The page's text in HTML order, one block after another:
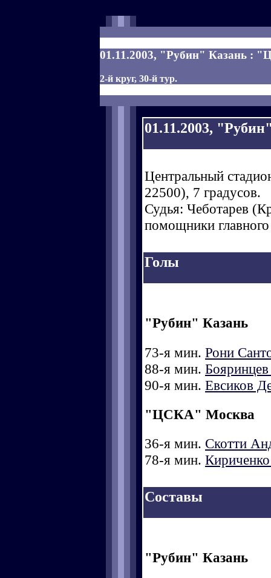
01.11.2003, "Рубин" Казань :
2-й круг, 30-й тур.
01.11.2003,
Центральный
22500), 7 градусов.
Судья: Чеботарев
помощники
Голы
"Рубин" Казань
73-я мин. Рони
88-я мин.
90-я мин. Евсиков
"ЦСКА" Москва
36-я мин. Скотти
78-я мин.
Составы
"Рубин" Казань